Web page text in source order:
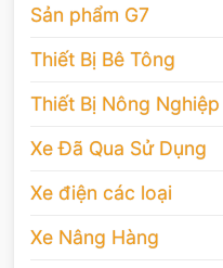
Sản phẩm G7
Thiết Bị Bê Tông
Thiết Bị Nông Nghiệp
Xe Đã Qua Sử Dụng
Xe điện các loại
Xe Nâng Hàng